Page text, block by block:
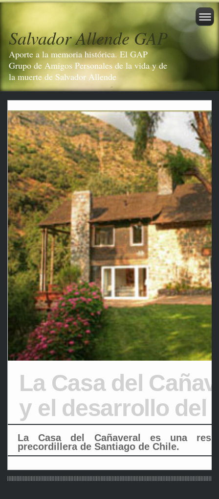
Salvador Allende GAP
Aporte a la memoria histórica. El GAP
Grupo de Amigos Personales de la vida y de
la muerte de Salvador Allende
La Casa del
y el desarrollo del
La Casa del Cañaveral es una
precordillera de Santiago de Chile.